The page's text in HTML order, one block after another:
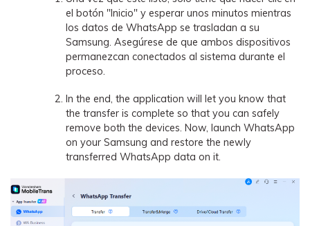
el botón "Inicio" y esperar unos minutos mientras
los datos de WhatsApp se trasladan a su
Samsung. Asegúrese de que ambos dispositivos
permanezcan conectados al sistema durante el
proceso.
In the end, the application will let you know that
the transfer is complete so that you can safely
remove both the devices. Now, launch WhatsApp
on your Samsung and restore the newly
transferred WhatsApp data on it.